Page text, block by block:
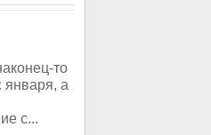
то
января, а
с...